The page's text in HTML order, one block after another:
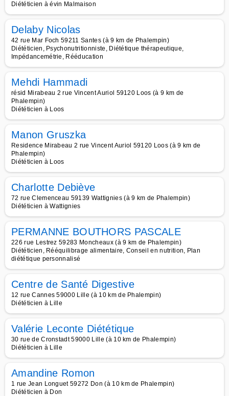
Diététicien à évin Malmaison
Delaby Nicolas
42 rue Mar Foch 59211 Santes (à 9 km de Phalempin)
Diététicien, Psychonutritionniste, Diététique thérapeutique,
Impédancemétrie, Rééducation
Mehdi Hammadi
résid Mirabeau 2 rue Vincent Auriol 59120 Loos (à 9 km de
Phalempin)
Diététicien à Loos
Manon Gruszka
Residence Mirabeau 2 rue Vincent Auriol 59120 Loos (à 9 km de
Phalempin)
Diététicien à Loos
Charlotte Debiève
72 rue Clemenceau 59139 Wattignies (à 9 km de Phalempin)
Diététicien à Wattignies
PERMANNE BOUTHORS PASCALE
226 rue Lestrez 59283 Moncheaux (à 9 km de Phalempin)
Diététicien, Rééquilibrage alimentaire, Conseil en nutrition, Plan
diététique personnalisé
Centre de Santé Digestive
12 rue Cannes 59000 Lille (à 10 km de Phalempin)
Diététicien à Lille
Valérie Leconte Diététique
30 rue de Cronstadt 59000 Lille (à 10 km de Phalempin)
Diététicien à Lille
Amandine Romon
1 rue Jean Longuet 59272 Don (à 10 km de Phalempin)
Diététicien à Don